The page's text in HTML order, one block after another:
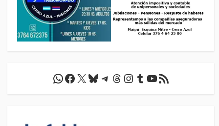
WhatsApp
Facebook
X Bluesky
Telegram
Threads
Instagram
Tumblr
YouTube
Feed RSS